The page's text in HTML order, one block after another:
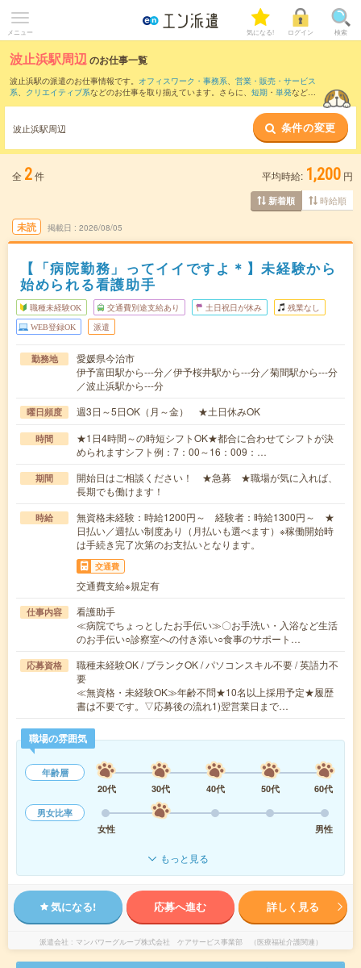
メニュー 気になる! ログイン 検索
波止浜駅周辺のお仕事一覧
波止浜駅の派遣のお仕事情報です。 オフィスワーク・事務系、 営業・販売・サービス
系、 クリエイティブ系などのお仕事を取り揃えています。さらに、 短期 ・ 単発などの
また、伊予富田駅
など近隣駅のお仕事も
ご確認いただけます。
波止浜駅周辺 条件の変更
全 2件 平均時給: 1,200 円
新着順 時給順
未読 掲載日 2026/08/05
【「病院勤務」ってイイですよ＊】未経験から
始められる看護助手
職種未経験OK 交通費別途支給あり 土日祝日が休み 残業なし
WEB登録OK 派遣
勤務地
愛媛県今治市
伊予富田駅から---分／伊予桜井駅から---分／菊間駅から---分
／波止浜駅から---分
曜日頻度 週3日～5日OK（月～金） ★土日休みOK
時間
★1日4時間～の時短シフトOK★都合に合わせてシフトが決
められますシフト例：7：00～16：009：…
期間
開始日はご相談ください！ ★急募 ★職場が気に入れば、
長期でも働けます！
時給
無資格未経験：時給1200円～ 経験者：時給1300円～ ★
日払い／週払い制度あり（月払いも選べます）※稼働開始時
は手続き完了次第のお支払いとなります。
交通費
交通費支給※規定有
仕事内容
看護助手
≪病院でちょっとしたお手伝い≫〇お手洗い・入浴など生活
のお手伝い○診察室への付き添い○食事のサポート…
応募資格
職種未経験OK / ブランクOK / パソコンスキル不要 / 英語力不
要
≪無資格・未経験OK≫年齢不問★10名以上採用予定★履歴
書は不要です。▽応募後の流れ1)翌営業日まで…
職場の雰囲気
年齢層
20代
30代 40代 50代
60代
男女比率
女性
男性
もっと見る
気になる! 応募へ進む 詳しく見る
派遣会社 マンパワーグループ株式会社 ケアサービス事業部 （医療福祉介護関連）